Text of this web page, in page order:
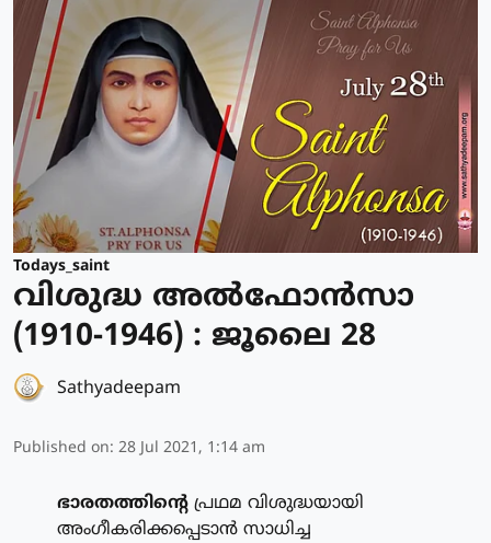
Todays_saint
വിശുദ്ധ അല്‍ഫോന്‍സാ
(1910-1946) : ജൂലൈ 28
Sathyadeepam
Published on: 28 Jul 2021, 1:14 am
ഭാരതത്തിന്റെ പ്രഥമ വിശുദ്ധയായി
അംഗീകരിക്കപ്പെടാന്‍ സാധിച്ച